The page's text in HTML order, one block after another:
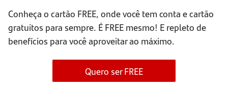
Conheça o cartão FREE, onde você tem conta e cartão
gratuitos para sempre. É FREE mesmo! E repleto de
benefícios para você aproveitar ao máximo.
Quero ser FREE